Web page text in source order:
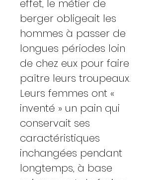
effet, le métier de
berger obligeait les
hommes à passer de
longues périodes loin
de chez eux pour faire
paître leurs troupeaux.
Leurs femmes ont «
inventé » un pain qui
conservait ses
caractéristiques
inchangées pendant
longtemps, à base